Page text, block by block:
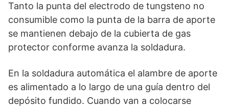
Tanto la punta del electrodo de tungsteno no
consumible como la punta de la barra de aporte
se mantienen debajo de la cubierta de gas
protector conforme avanza la soldadura.
En la soldadura automática el alambre de aporte
es alimentado a lo largo de una guía dentro del
depósito fundido. Cuando van a colocarse